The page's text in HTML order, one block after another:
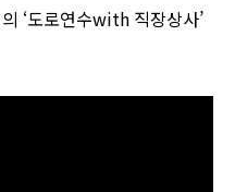
‘도로연수with 직장상사’